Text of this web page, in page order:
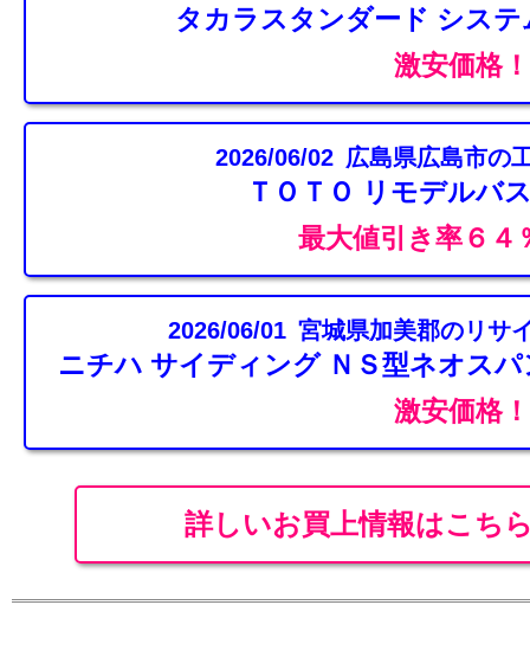
タカラスタンダード シス
激安価格！
2026/06/02 広島県広島市の
ＴＯＴＯ リモデルバ
最大値引き率６４
2026/06/01 宮城県加美郡のリサ
ニチハ サイディング ＮＳ型ネオス
激安価格！
詳しいお買上情報はこち